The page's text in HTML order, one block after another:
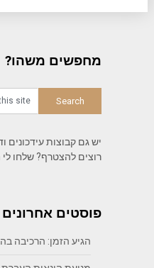
מחפשים משהו?
יש גם קבוצות עידכונים
רוצים להצטרף? שלחו לי
פוסטים אחרונים
הגיע הזמן: הרכיבה בהפתעה ה-